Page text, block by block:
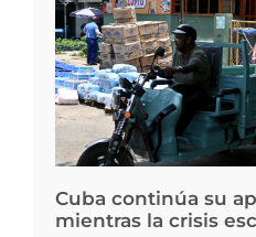
Cuba continúa su
mientras la crisis